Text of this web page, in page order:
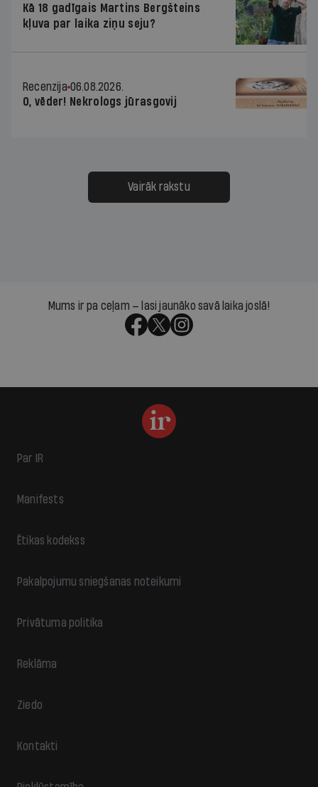
Kā 18 gadīgais Martins Bergšteins
kļuva par laika ziņu seju?
Recenzija 06.08.2026.
O, vēder! Nekrologs jūrasgovij
Vairāk rakstu
Mums ir pa ceļam — lasi jaunāko savā laika joslā!
Par IR
Manifests
Ētikas kodekss
Pakalpojumu sniegšanas noteikumi
Privātuma politika
Reklāma
Ziedo
Kontakti